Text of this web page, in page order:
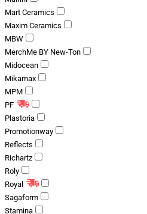
Mart Ceramics
Maxim Ceramics
MBW
MerchMe BY New-Ton
Midocean
Mikamax
MPM
PF
Plastoria
Promotionway
Reflects
Richartz
Roly
Royal
Sagaform
Stamina